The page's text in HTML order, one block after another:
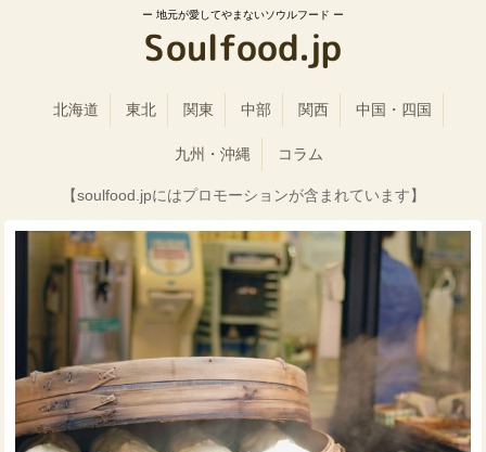
地元が愛してやまないソウルフード
北海道 東北 関東 中部 関西 中国・四国
九州・沖縄 コラム
【soulfood.jpにはプロモーションが含まれています】